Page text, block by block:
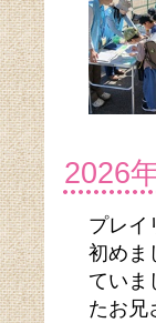
2026
プレイ
初めま
ていま
たお兄